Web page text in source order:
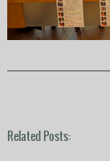
Related Posts: